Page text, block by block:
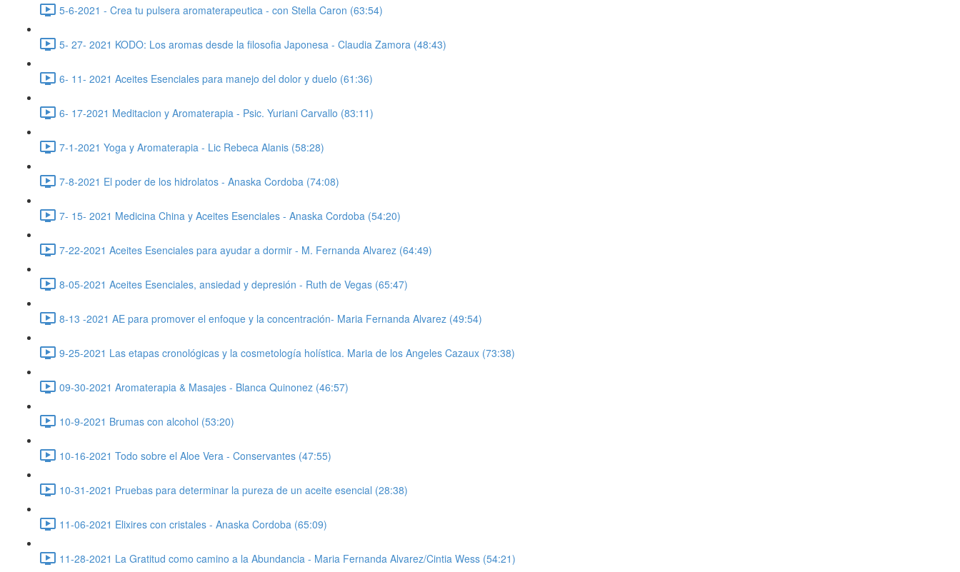
5-6-2021 - Crea tu pulsera aromaterapeutica - con Stella Caron (63:54)
5- 27- 2021 KODO: Los aromas desde la filosofia Japonesa - Claudia Zamora (48:43)
6- 11- 2021 Aceites Esenciales para manejo del dolor y duelo (61:36)
6- 17-2021 Meditacion y Aromaterapia - Psic. Yuriani Carvallo (83:11)
7-1-2021 Yoga y Aromaterapia - Lic Rebeca Alanis (58:28)
7-8-2021 El poder de los hidrolatos - Anaska Cordoba (74:08)
7- 15- 2021 Medicina China y Aceites Esenciales - Anaska Cordoba (54:20)
7-22-2021 Aceites Esenciales para ayudar a dormir - M. Fernanda Alvarez (64:49)
8-05-2021 Aceites Esenciales, ansiedad y depresión - Ruth de Vegas (65:47)
8-13 -2021 AE para promover el enfoque y la concentración- Maria Fernanda Alvarez (49:54)
9-25-2021 Las etapas cronológicas y la cosmetología holística. Maria de los Angeles Cazaux (73:38)
09-30-2021 Aromaterapia & Masajes - Blanca Quinonez (46:57)
10-9-2021 Brumas con alcohol (53:20)
10-16-2021 Todo sobre el Aloe Vera - Conservantes (47:55)
10-31-2021 Pruebas para determinar la pureza de un aceite esencial (28:38)
11-06-2021 Elixires con cristales - Anaska Cordoba (65:09)
11-28-2021 La Gratitud como camino a la Abundancia - Maria Fernanda Alvarez/Cintia Wess (54:21)